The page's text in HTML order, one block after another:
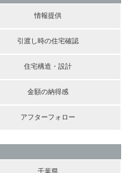
情報提供
引渡し時の住宅確認
住宅構造・設計
金額の納得感
アフターフォロー
千葉県